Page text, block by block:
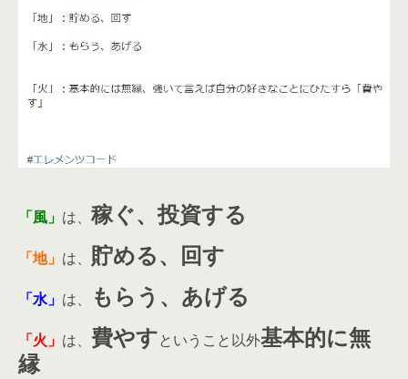
「風」 は、 稼ぐ、投資する
「地」 は、 貯める、回す
「水」 は、 もらう、あげる
「火」 は、 費やすということ以外基本的に無
縁